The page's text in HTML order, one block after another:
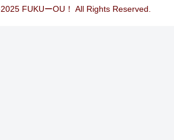
FUKUーOU！ All Rights Reserved.